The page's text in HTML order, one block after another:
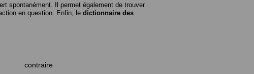
spontanément. Il permet également de trouver
en question. Enfin, le dictionnaire des
contraire